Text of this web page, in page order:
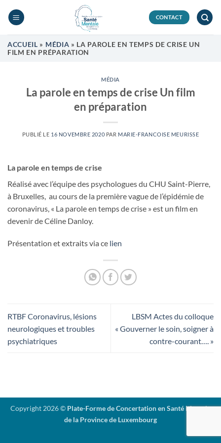
CONTACT
ACCUEIL » MÉDIA » LA PAROLE EN TEMPS DE CRISE UN
FILM EN PRÉPARATION
MÉDIA
La parole en temps de crise Un film
en préparation
PUBLIÉ LE 16 NOVEMBRE 2020 PAR MARIE-FRANCOISE MEURISSE
La parole en temps de crise
Réalisé avec l’équipe des psychologues du CHU Saint-Pierre,
à Bruxelles, au cours de la première vague de l’épidémie de
coronavirus, « La parole en temps de crise » est un film en
devenir de Céline Danloy.
Présentation et extraits via ce lien
RTBF Coronavirus, lésions
neurologiques et troubles
psychiatriques
LBSM Actes du colloque
« Gouverner le soin, soigner à
contre-courant…. »
Copyright 2026 © Plate-Forme de Concertation en Santé Mentale
de la Province de Luxembourg